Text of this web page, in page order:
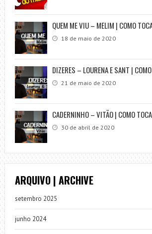
QUEM ME VIU – MELIM | COMO
18 de maio de 2020
DIZERES – LOURENA E SANT |
21 de maio de 2020
CADERNINHO – VITÃO | COMO
30 de abril de 2020
ARQUIVO | ARCHIVE
setembro 2025
junho 2024